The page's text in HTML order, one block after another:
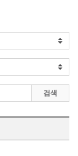
검색